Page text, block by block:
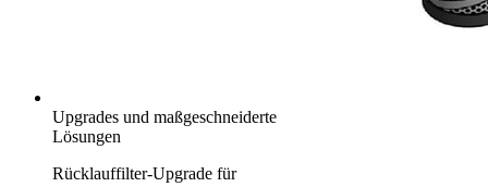
Upgrades und maßgeschneiderte
Lösungen
Rücklauffilter-Upgrade für